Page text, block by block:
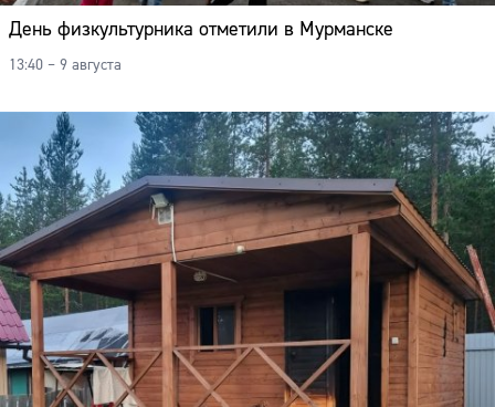
День физкультурника отметили в Мурманске
13:40 – 9 августа